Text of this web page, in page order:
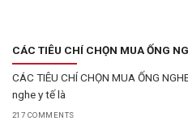
CÁC TIÊU CHÍ CHỌN MUA ỐNG
CÁC TIÊU CHÍ CHỌN MUA ỐNG
nghe y tế là
217 COMMENTS